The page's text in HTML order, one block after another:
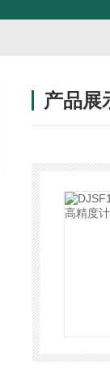
产品展